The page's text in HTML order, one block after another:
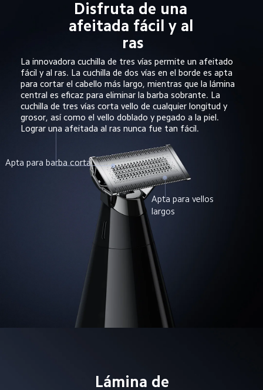
Disfruta de una
afeitada fácil y al
ras
La innovadora cuchilla de tres vías permite un afeitado
fácil y al ras. La cuchilla de dos vías en el borde es apta
para cortar el cabello más largo, mientras que la lámina
central es eficaz para eliminar la barba sobrante. La
cuchilla de tres vías corta vello de cualquier longitud y
grosor, así como el vello doblado y pegado a la piel.
Lograr una afeitada al ras nunca fue tan fácil.
Apta para barba corta
Apta para vellos
largos
Lámina de